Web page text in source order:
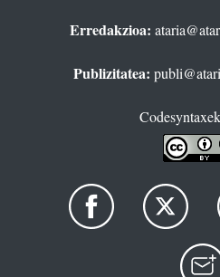
Erredakzioa:
Publizitatea: